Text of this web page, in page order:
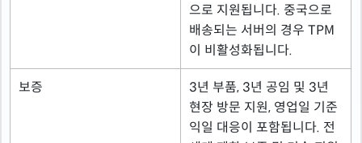
으로 지원됩니다. 중국으로
배송되는 서버의 경우 TPM
이 비활성화됩니다.
보증
3년 부품, 3년 공임 및 3년
현장 방문 지원, 영업일 기준
익일 대응이 포함됩니다. 전